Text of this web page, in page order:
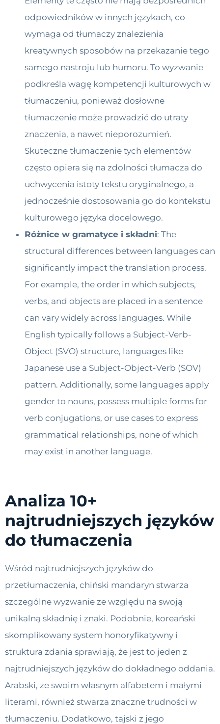
odpowiedników w innych językach, co
wymaga od tłumaczy znalezienia
kreatywnych sposobów na przekazanie tego
samego nastroju lub humoru. To wyzwanie
podkreśla wagę kompetencji kulturowych w
tłumaczeniu, ponieważ dosłowne
tłumaczenie może prowadzić do utraty
znaczenia, a nawet nieporozumień.
Skuteczne tłumaczenie tych elementów
często opiera się na zdolności tłumacza do
uchwycenia istoty tekstu oryginalnego, a
jednocześnie dostosowania go do kontekstu
kulturowego języka docelowego.
Różnice w gramatyce i składni: The
structural differences between languages can
significantly impact the translation process.
For example, the order in which subjects,
verbs, and objects are placed in a sentence
can vary widely across languages. While
English typically follows a Subject-Verb-
Object (SVO) structure, languages like
Japanese use a Subject-Object-Verb (SOV)
pattern. Additionally, some languages apply
gender to nouns, possess multiple forms for
verb conjugations, or use cases to express
grammatical relationships, none of which
may exist in another language.
Analiza 10+
najtrudniejszych języków
do tłumaczenia
Wśród najtrudniejszych języków do
przetłumaczenia, chiński mandaryn stwarza
szczególne wyzwanie ze względu na swoją
unikalną składnię i znaki. Podobnie, koreański
skomplikowany system honoryfikatywny i
struktura zdania sprawiają, że jest to jeden z
najtrudniejszych języków do dokładnego oddania.
Arabski, ze swoim własnym alfabetem i małymi
literami, również stwarza znaczne trudności w
tłumaczeniu. Dodatkowo, tajski z jego